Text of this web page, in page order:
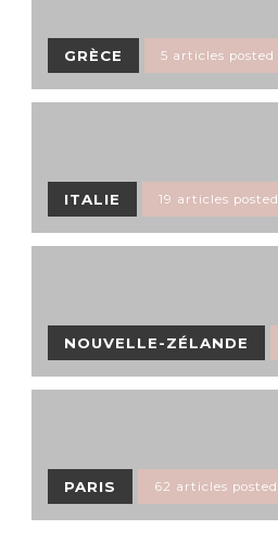
GRÈCE 5 articles posted
ITALIE 19 articles posted
NOUVELLE-ZÉLANDE
PARIS 62 articles posted